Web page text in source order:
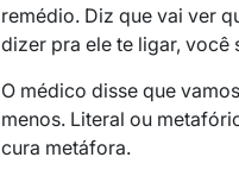
remédio. Diz que vai ver
dizer pra ele te ligar, você
O médico disse que
menos. Literal ou
cura metáfora.